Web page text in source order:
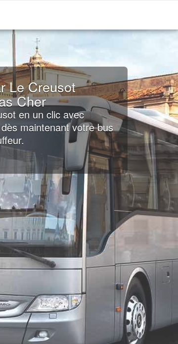
Le Creusot
Cher
en un clic avec
maintenant votre bus